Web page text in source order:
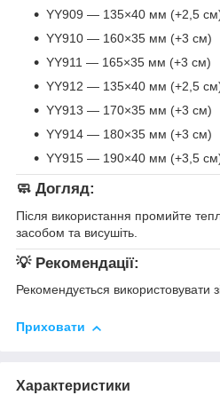
YY909 — 135×40 мм (+2,5
YY910 — 160×35 мм (+3 см)
YY911 — 165×35 мм (+3 см)
YY912 — 135×40 мм (+2,5
YY913 — 170×35 мм (+3 см)
YY914 — 180×35 мм (+3 см)
YY915 — 190×40 мм (+3,5
🧼 Догляд:
Після використання промийте
засобом та висушіть.
💡 Рекомендації:
Рекомендується використовувати
Приховати
Характеристики